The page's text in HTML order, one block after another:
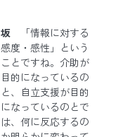
坂
「情報に対する
感度・感性」という
ことですね。介助が
目的になっているの
と、自立支援が目的
になっているのとで
は、何に反応するの